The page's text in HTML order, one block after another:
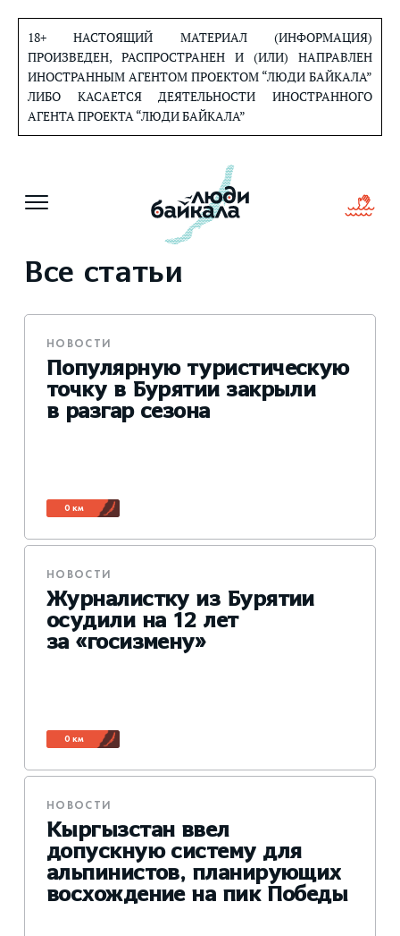
содержанию
18+ НАСТОЯЩИЙ МАТЕРИАЛ (ИНФОРМАЦИЯ)
ПРОИЗВЕДЕН, РАСПРОСТРАНЕН И (ИЛИ) НАПРАВЛЕН
ИНОСТРАННЫМ АГЕНТОМ ПРОЕКТОМ “ЛЮДИ БАЙКАЛА”
ЛИБО КАСАЕТСЯ ДЕЯТЕЛЬНОСТИ ИНОСТРАННОГО
АГЕНТА ПРОЕКТА “ЛЮДИ БАЙКАЛА”
Все статьи
НОВОСТИ
Популярную туристическую
точку в Бурятии закрыли
в разгар сезона
0 км
НОВОСТИ
Журналистку из Бурятии
осудили на 12 лет
за «госизмену»
0 км
НОВОСТИ
Кыргызстан ввел
допускную систему для
альпинистов, планирующих
восхождение на пик Победы